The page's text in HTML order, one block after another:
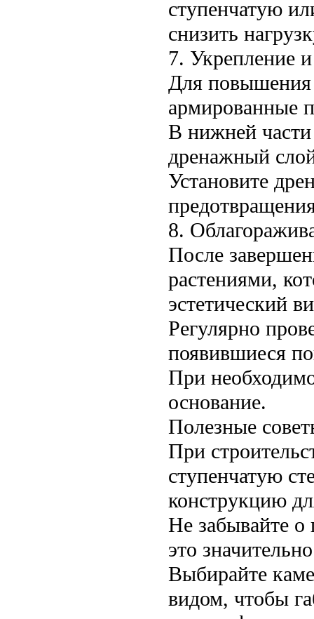
ступенчатую
снизить
7. Укрепление
Для повышения
армированные
В нижней части
дренажный
Установите
8.
После
растениями,
эстетический
Регулярно
появившиеся
При
основание.
Полезные
При
ступенчатую
конструкцию
Не забывайте
это
Выбирайте
видом, чтобы